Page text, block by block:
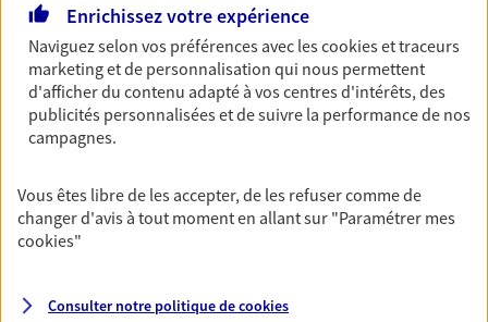
Préparez sereinement ce nouveau chapitre de
votre vie avec les conseils d'un expert. Découvrez
notre solution PER (Plan Epargne Retraite)
spécialement conçue pour la retraite.
Couvrez vos dépenses de santé ainsi que celles de
votre famille avec la complémentaire santé qui
vous ressemble.
Prévoyance
Enrichissez votre expérience
Naviguez selon vos préférences avec lescookies et traceurs
marketing et de personnalisation qui nous permettent
d'afficher du contenu adapté à vos centres d'intérêts, des
publicités personnalisées et de suivre la performance de nos
campagnes.
Vous êtes libre de les accepter, de les refuser comme de
changer d'avis à tout moment en allant sur "Paramétrer mes
cookies"
Consulter notre politique decookies